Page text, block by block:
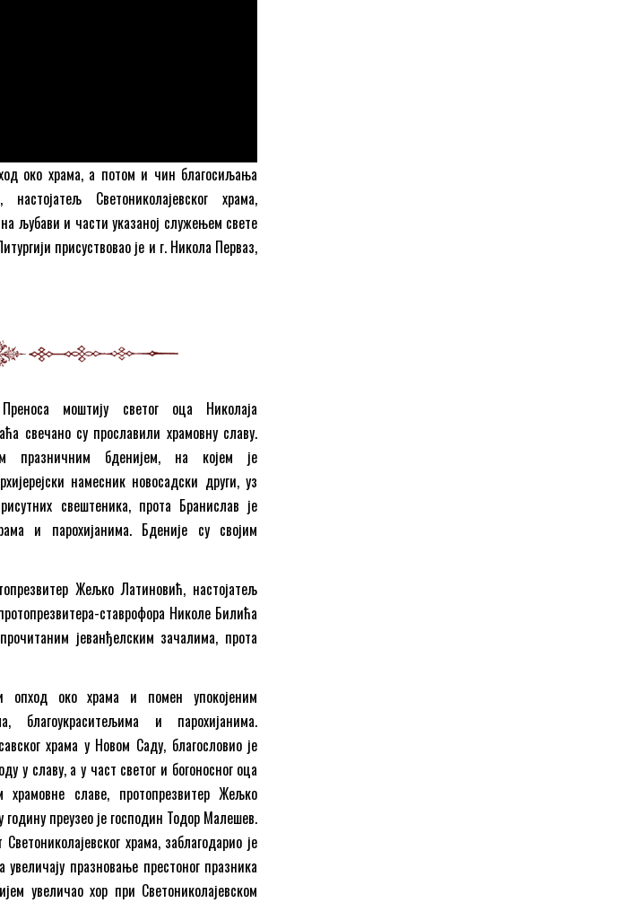
око храма, а потом и чин благосиљања
Светониколајевског храма,
љубави и части указаној служењем свете
присуствовао је и г. Никола Перваз,
моштију светог оца Николаја
свечано су прославили храмовну славу.
празничним бденијем, на којем је
намесник новосадски други, уз
свештеника, прота Бранислав је
и парохијанима. Бденије су својим
Жељко Латиновић, настојатељ
ставрофора Николе Билића
јеванђелским зачалима, прота
опход око храма и помен упокојеним
благоукраситељима и парохијанима.
храма у Новом Саду, благословио је
у славу, а у част светог и богоносног оца
храмовне славе, протопрезвитер Жељко
преузео је господин Тодор Малешев.
храма, заблагодарио је
празновање престоног празника
увеличао хор при Светониколајевском